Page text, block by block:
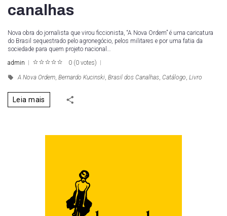
canalhas
Nova obra do jornalista que virou ficcionista, “A Nova Ordem” é uma caricatura
do Brasil sequestrado pelo agronegócio, pelos militares e por uma fatia da
sociedade para quem projeto nacional…
admin
0 (0 votes)
A Nova Ordem Bernardo Kucinski Brasil dos Canalhas Catálogo Livro
Leia mais